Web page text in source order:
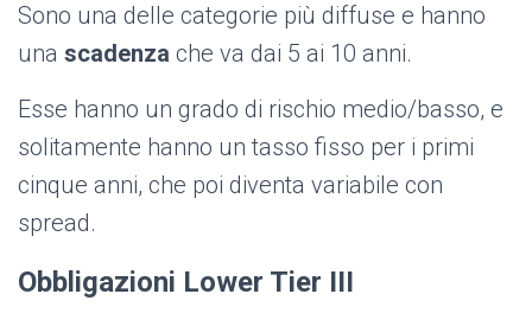
Sono una delle categorie più diffuse e hanno
una scadenza che va dai 5 ai 10 anni.
Esse hanno un grado di rischio medio/basso, e
solitamente hanno un tasso fisso per i primi
cinque anni, che poi diventa variabile con
spread.
Obbligazioni Lower Tier III